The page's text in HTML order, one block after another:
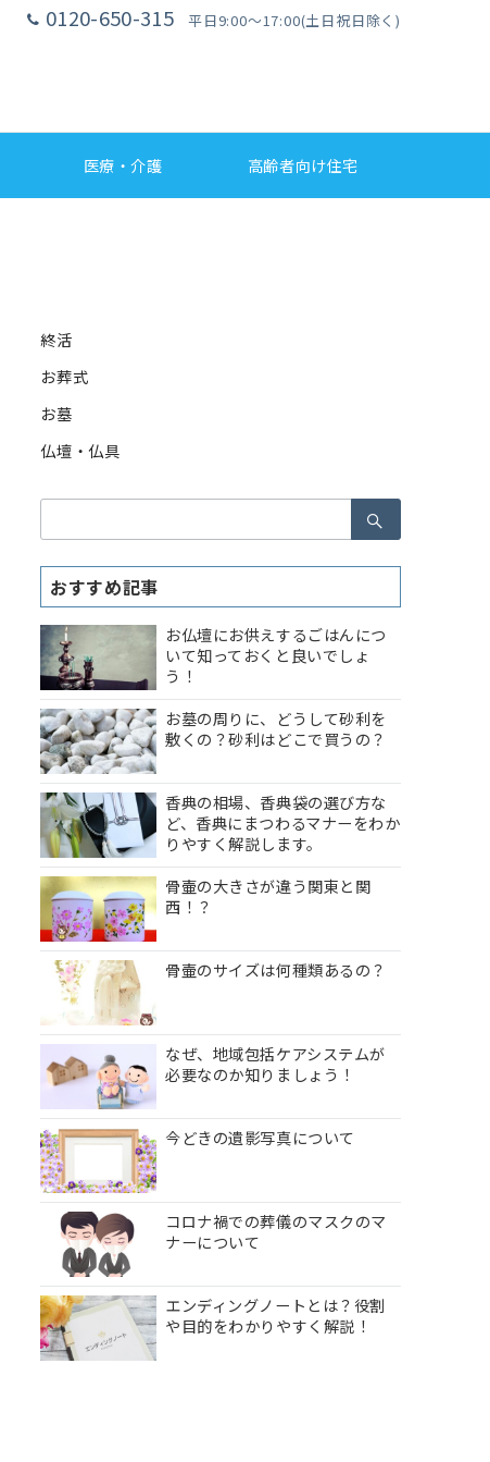
0120-650-315 平日9:00〜17:00(土日祝日除く)
医療・介護 高齢者向け住宅
終活
お葬式
お墓
仏壇・仏具
索：
おすすめ記事
お仏壇にお供えするごはんにつ
いて知っておくと良いでしょ
う！
お墓の周りに、どうして砂利を
敷くの？砂利はどこで買うの？
香典の相場、香典袋の選び方な
ど、香典にまつわるマナーをわか
りやすく解説します。
骨壷の大きさが違う関東と関
西！？
骨壷のサイズは何種類あるの？
なぜ、地域包括ケアシステムが
必要なのか知りましょう！
今どきの遺影写真について
コロナ禍での葬儀のマスクのマ
ナーについて
エンディングノートとは？役割
や目的をわかりやすく解説！